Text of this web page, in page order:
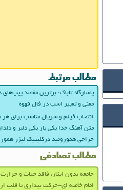
مطالب مرتبط
پاسارگاد تاباک: برترین مقصد
معنی و تعبیر اسب در فال قهوه
انتخاب فیلم و سریال مناسب برای
متن آهنگ خدا یکی یار یکی دلبر و
جراحی هموروئید درکلینیک لیزر
مطالب تصادفی
جامعه بدون ایثار، فاقد حیات و
امام خامنه ای-حرکت بیداری تا قلب